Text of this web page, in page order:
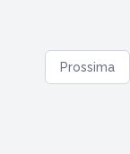
Prossima